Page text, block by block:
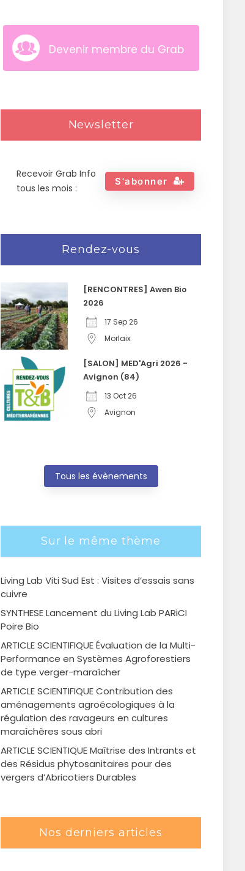
Devenir membre du Grab
Newsletter
Recevoir Grab Info
tous les mois :
S'abonner
Rendez-vous
[RENCONTRES] Awen Bio
2026
17 Sep 26
Morlaix
[SALON] MED'Agri 2026 -
Avignon (84)
13 Oct 26
Avignon
Tous les évènements
Sur le même thème
Living Lab Viti Sud Est : Visites d’essais sans
cuivre
SYNTHESE Lancement du Living Lab PARiCI
Poire Bio
ARTICLE SCIENTIFIQUE Évaluation de la Multi-
Performance en Systèmes Agroforestiers
de type verger-maraîcher
ARTICLE SCIENTIFIQUE Contribution des
aménagements agroécologiques à la
régulation des ravageurs en cultures
maraîchères sous abri
ARTICLE SCIENTIQUE Maîtrise des Intrants et
des Résidus phytosanitaires pour des
vergers d’Abricotiers Durables
Nos derniers articles